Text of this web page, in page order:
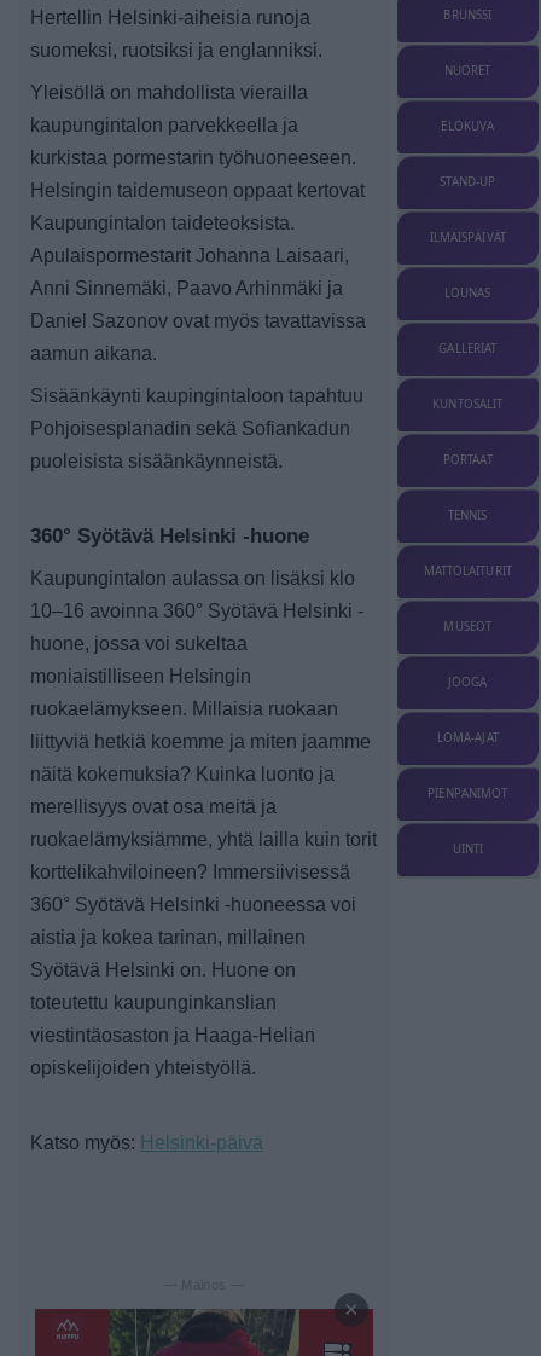
Hertellin Helsinki-aiheisia runoja
suomeksi, ruotsiksi ja englanniksi.
Yleisöllä on mahdollista vierailla
kaupungintalon parvekkeella ja
kurkistaa pormestarin työhuoneeseen.
Helsingin taidemuseon oppaat kertovat
Kaupungintalon taideteoksista.
Apulaispormestarit Johanna Laisaari,
Anni Sinnemäki, Paavo Arhinmäki ja
Daniel Sazonov ovat myös tavattavissa
aamun aikana.
Sisäänkäynti kaupingintaloon tapahtuu
Pohjoisesplanadin sekä Sofiankadun
puoleisista sisäänkäynneistä.
360° Syötävä Helsinki -huone
Kaupungintalon aulassa on lisäksi klo
10–16 avoinna 360° Syötävä Helsinki -
huone, jossa voi sukeltaa
moniaistilliseen Helsingin
ruokaelämykseen. Millaisia ruokaan
liittyviä hetkiä koemme ja miten jaamme
näitä kokemuksia? Kuinka luonto ja
merellisyys ovat osa meitä ja
ruokaelämyksiämme, yhtä lailla kuin torit
korttelikahviloineen? Immersiivisessä
360° Syötävä Helsinki -huoneessa voi
aistia ja kokea tarinan, millainen
Syötävä Helsinki on. Huone on
toteutettu kaupunginkanslian
viestintäosaston ja Haaga-Helian
opiskelijoiden yhteistyöllä.
Katso myös: Helsinki-päivä
— Mainos —
×
BRUNSSI
NUORET
ELOKUVA
STAND-UP
ILMAISPÄIVÄT
LOUNAS
GALLERIAT
KUNTOSALIT
PORTAAT
TENNIS
MATTOLAITURIT
MUSEOT
JOOGA
LOMA-AJAT
PIENPANIMOT
UINTI